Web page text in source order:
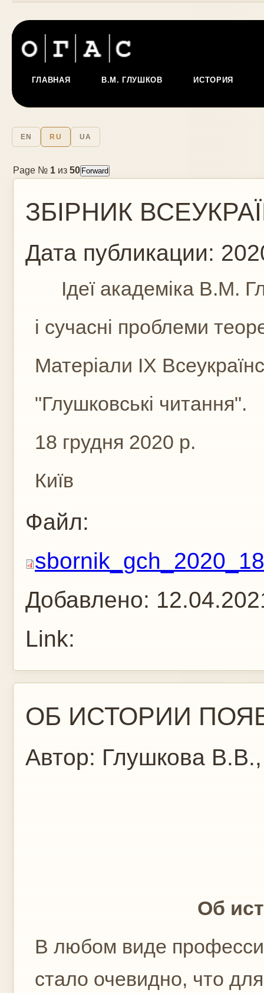
ГЛАВНАЯ В.М. ГЛУШКОВ ИСТОРИЯ
EN RU UA
Page № 1 из 50
ЗБІРНИК
Дата публикации:
Ідеї академіка В.М.
і сучасні проблеми
Матеріали IX
"Глушковські читання".
18 грудня 2020 р.
Київ
Файл:
Добавлено:
Link:
ОБ ИСТОРИИ
Автор: Глушкова
Об
В любом виде
стало очевидно, что